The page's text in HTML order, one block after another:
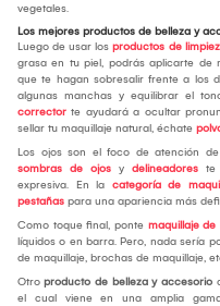
vegetales.
Los mejores productos de belleza y
Luego de usar los productos de
grasa en tu piel, podrás aplicarte de
que te hagan sobresalir frente a los
algunas manchas y equilibrar el
corrector te ayudará a ocultar
sellar tu maquillaje natural, échate
Los ojos son el foco de atención
sombras de ojos y delineadores te
expresiva. En la categoría de
pestañas para una apariencia más
Como toque final, ponte maquillaje de
líquidos o en barra. Pero, nada sería
de maquillaje, brochas de maquillaje,
Otro producto de belleza y accesorio
el cual viene en una amplia